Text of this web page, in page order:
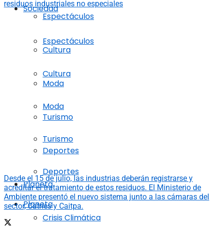
Espectáculos
Cultura
Moda
Turismo
Deportes
Planeta
Crisis Climática
Sociedad
Espectáculos
Cultura
Moda
Turismo
Deportes
Planeta
Desde el 15 de julio, las industrias deberán registrarse y
acreditar el tratamiento de estos residuos. El Ministerio de
Ambiente presentó el nuevo sistema junto a las cámaras del
sector, Catries y Caitpa.